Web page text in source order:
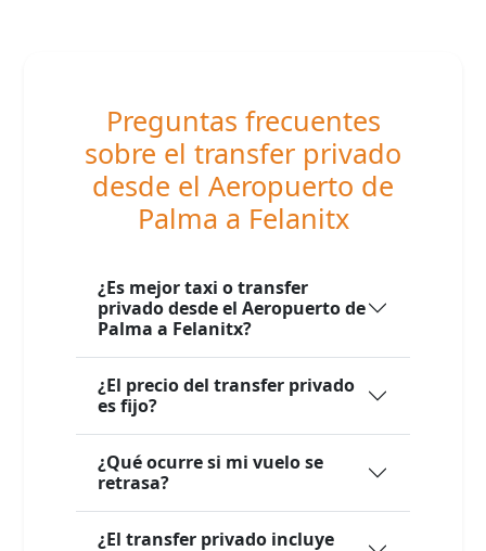
Preguntas frecuentes
sobre el transfer privado
desde el Aeropuerto de
Palma a Felanitx
¿Es mejor taxi o transfer
privado desde el Aeropuerto de
Palma a Felanitx?
¿El precio del transfer privado
es fijo?
¿Qué ocurre si mi vuelo se
retrasa?
¿El transfer privado incluye